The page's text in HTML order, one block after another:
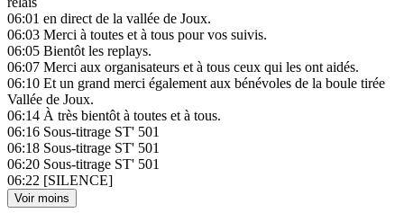
06:01 en direct de la vallée de Joux.
06:03 Merci à toutes et à tous pour vos suivis.
06:05 Bientôt les replays.
06:07 Merci aux organisateurs et à tous ceux qui les ont aidés.
06:10 Et un grand merci également aux bénévoles de la boule tirée
Vallée de Joux.
06:14 À très bientôt à toutes et à tous.
06:16 Sous-titrage ST' 501
06:18 Sous-titrage ST' 501
06:20 Sous-titrage ST' 501
06:22 [SILENCE]
Voir moins